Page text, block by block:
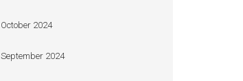
October 2024
September 2024